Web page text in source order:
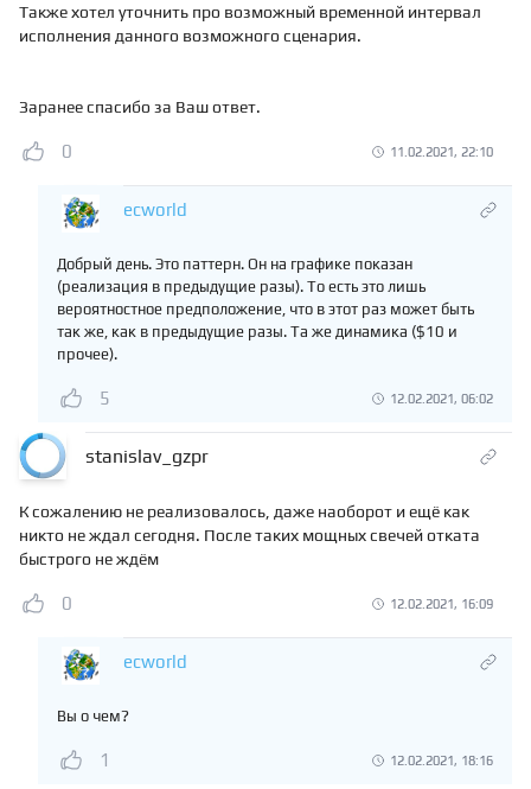
Также хотел уточнить про возможный временной интервал
исполнения данного возможного сценария.
Заранее спасибо за Ваш ответ.
0 11.02.2021, 22:10
ecworld
Добрый день. Это паттерн. Он на графике показан
(реализация в предыдущие разы). То есть это лишь
вероятностное предположение, что в этот раз может быть
так же, как в предыдущие разы. Та же динамика ($10 и
прочее).
5 12.02.2021, 06:02
stanislav_gzpr
К сожалению не реализовалось, даже наоборот и ещё как
никто не ждал сегодня. После таких мощных свечей отката
быстрого не ждём
0 12.02.2021, 16:09
ecworld
Вы о чем?
1 12.02.2021, 18:16